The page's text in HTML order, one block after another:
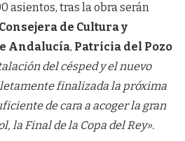
asientos, tras la obra serán
Consejera de Cultura y
Andalucía, Patricia del Pozo
del césped y el nuevo
finalizada la próxima
de cara a acoger la gran
la Final de la Copa del Rey».